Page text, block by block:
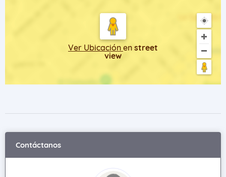
Ver Ubicación en street
view
Contáctanos